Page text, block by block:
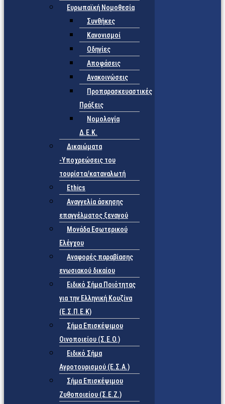
Ευρωπαϊκή Νομοθεσία
Συνθήκες
Κανονισμοί
Οδηγίες
Αποφάσεις
Ανακοινώσεις
Προπαρασκευαστικές
Πράξεις
Νομολογία
Δ.Ε.Κ.
Δικαιώματα
-Υποχρεώσεις του
τουρίστα/καταναλωτή
Ethics
Αναγγελία άσκησης
επαγγέλματος ξεναγού
Μονάδα Εσωτερικού
Ελέγχου
Αναφορές παραβίασης
ενωσιακού δικαίου
Ειδικό Σήμα Ποιότητας
για την Ελληνική Κουζίνα
(Ε.Σ.Π.Ε.Κ)
Σήμα Επισκέψιμου
Οινοποιείου (Σ.Ε.Ο.)
Ειδικό Σήμα
Αγροτουρισμού (Ε.Σ.Α.)
Σήμα Επισκέψιμου
Ζυθοποιείου (Σ.Ε.Ζ.)